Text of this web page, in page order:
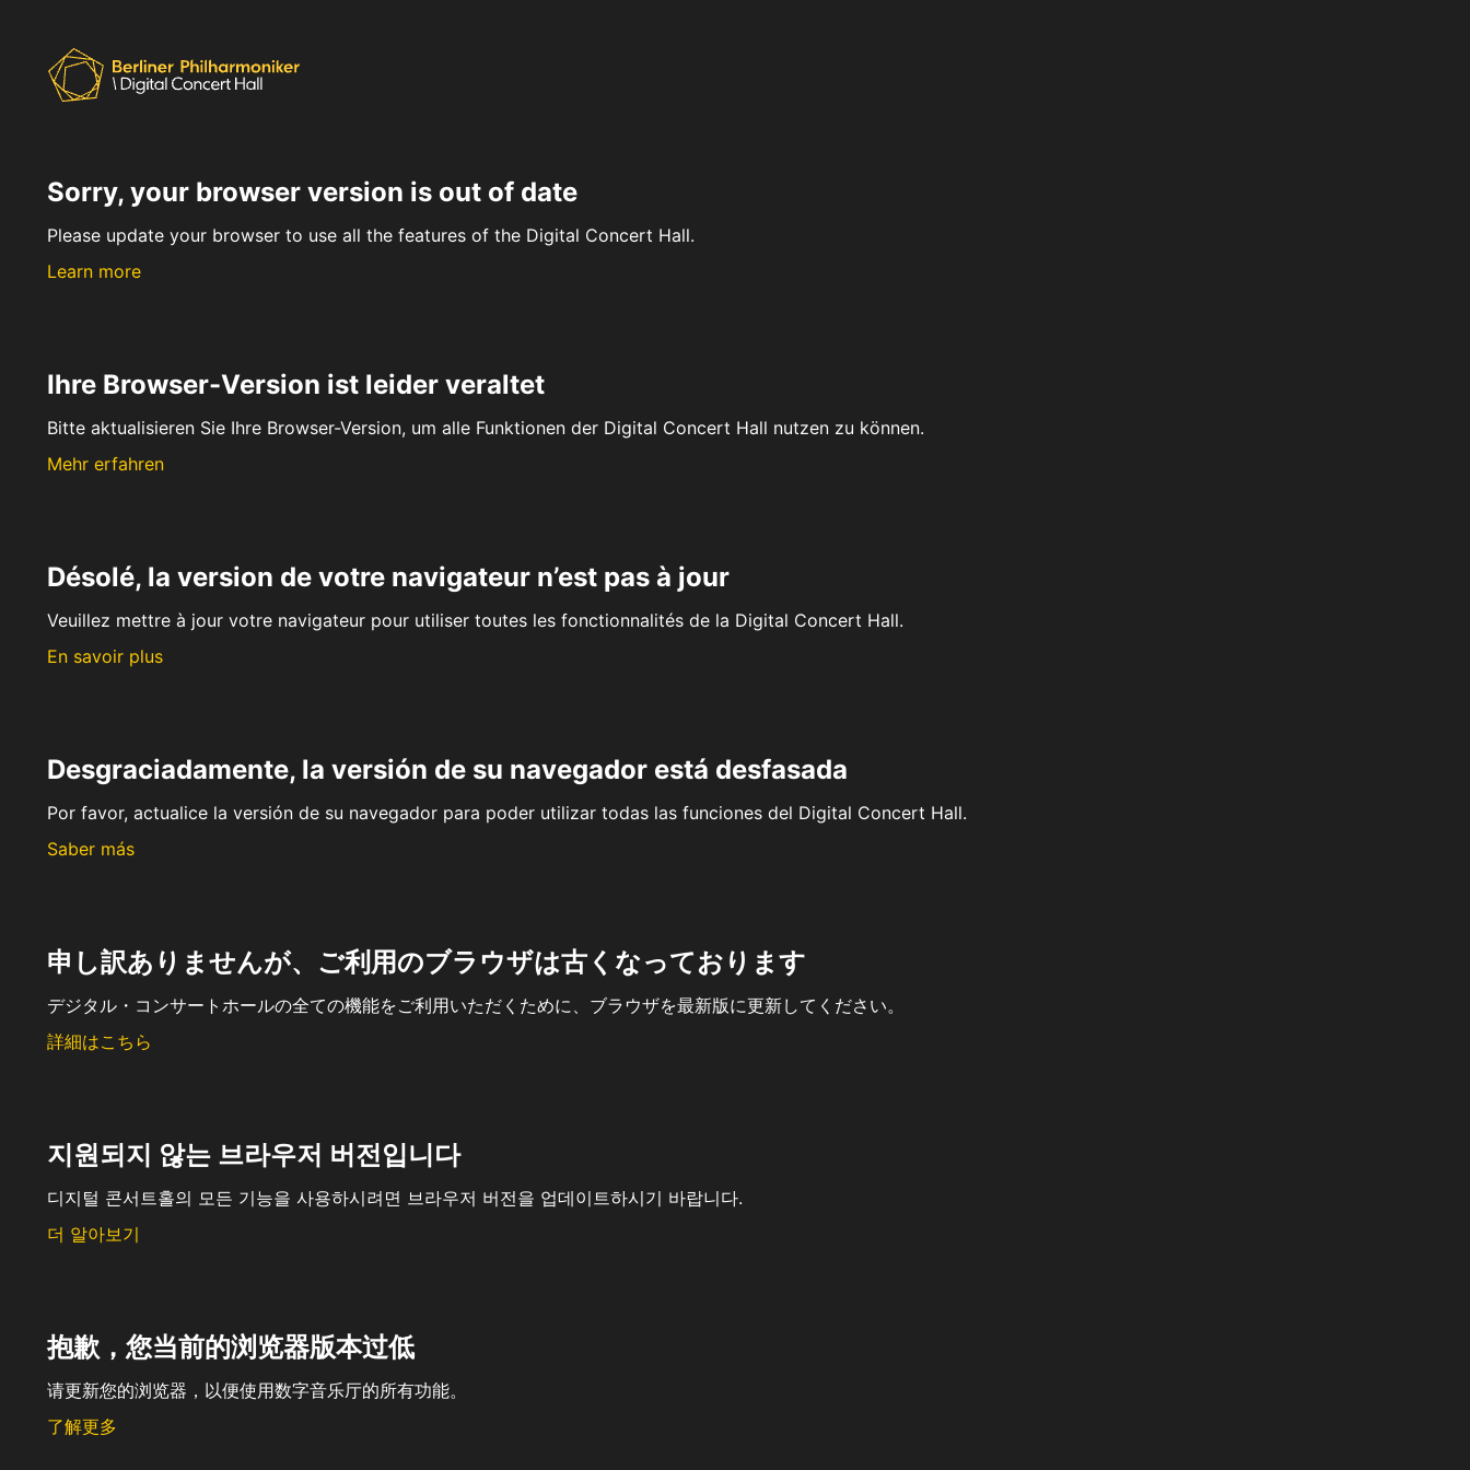
Sorry, your browser version is out of date
Please update your browser to use all the features of the Digital Concert Hall.
Learn more
Ihre Browser-Version ist leider veraltet
Bitte aktualisieren Sie Ihre Browser-Version, um alle Funktionen der Digital Concert Hall nutzen zu können.
Mehr erfahren
Désolé, la version de votre navigateur n’est pas à jour
Veuillez mettre à jour votre navigateur pour utiliser toutes les fonctionnalités de la Digital Concert Hall.
En savoir plus
Desgraciadamente, la versión de su navegador está desfasada
Por favor, actualice la versión de su navegador para poder utilizar todas las funciones del Digital Concert Hall.
Saber más
申し訳ありませんが、ご利用のブラウザは古くなっております
デジタル・コンサートホールの全ての機能をご利用いただくために、ブラウザを最新版に更新してください。
詳細はこちら
지원되지 않는 브라우저 버전입니다
디지털 콘서트홀의 모든 기능을 사용하시려면 브라우저 버전을 업데이트하시기 바랍니다.
더 알아보기
抱歉，您当前的浏览器版本过低
请更新您的浏览器，以便使用数字音乐厅的所有功能。
了解更多